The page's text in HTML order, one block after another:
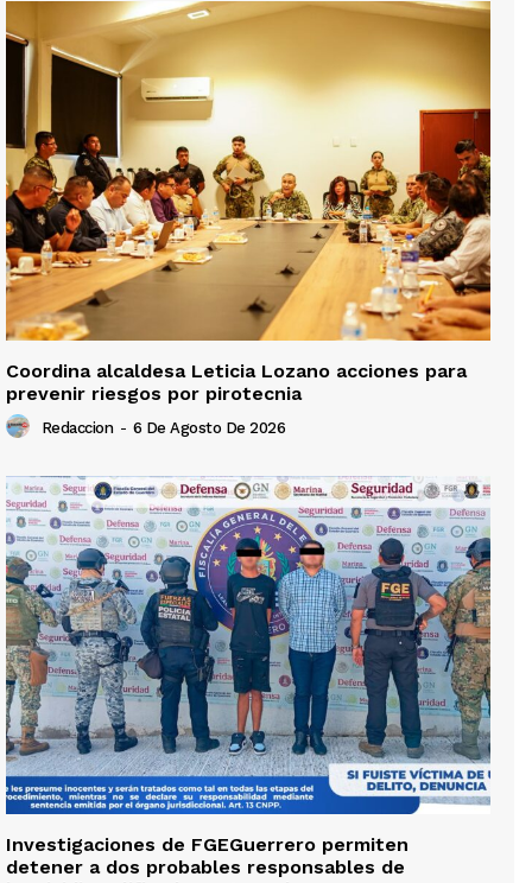
Coordina alcaldesa Leticia Lozano acciones para
prevenir riesgos por pirotecnia
Redaccion - 6 De Agosto De 2026
Investigaciones de FGEGuerrero permiten
detener a dos probables responsables de